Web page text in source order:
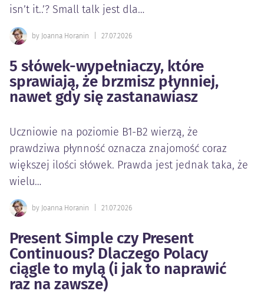
isn’t it..’? Small talk jest dla…
by Joanna Horanin 27.07.2026
5 słówek-wypełniaczy, które
sprawiają, że brzmisz płynniej,
nawet gdy się zastanawiasz
Uczniowie na poziomie B1-B2 wierzą, że
prawdziwa płynność oznacza znajomość coraz
większej ilości słówek. Prawda jest jednak taka, że
wielu…
by Joanna Horanin 21.07.2026
Present Simple czy Present
Continuous? Dlaczego Polacy
ciągle to mylą (i jak to naprawić
raz na zawsze)